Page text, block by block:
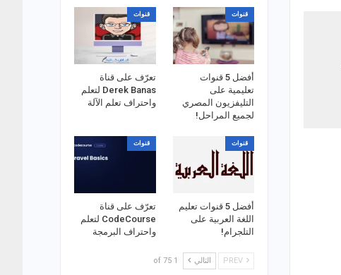
قنوات
أفضل 5 قنوات
تعليمية على
التليفزيون المصري
لجميع المراحل!
قنوات
تعرّف على قناة
Derek Banas لتعلم
واحتراف تعلم الآلة
قنوات
أفضل 5 قنوات تعليم
اللغة العربية على
التلجرام!
قنوات
تعرّف على قناة
CodeCourse لتعلم
واحتراف البرمجة
التالي 1 of 75